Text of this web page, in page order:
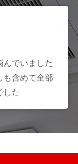
んでいました
も含めて全部
した